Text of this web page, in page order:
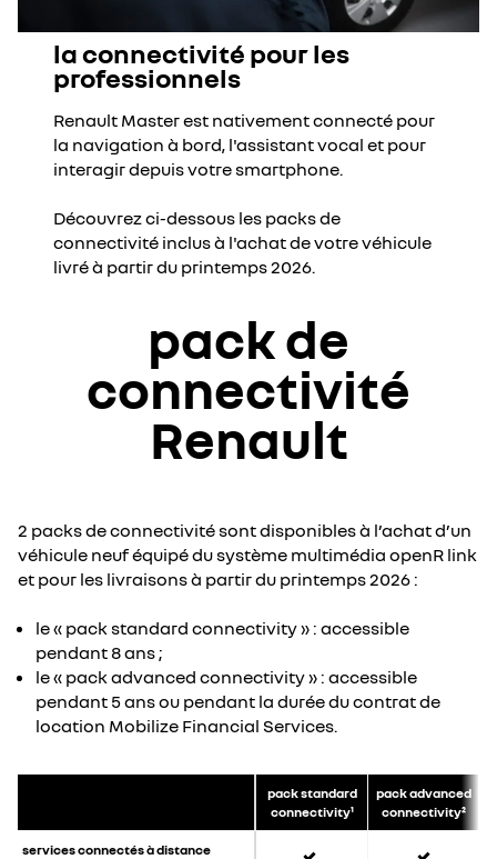
la connectivité pour les
professionnels
Renault Master est nativement connecté pour
la navigation à bord, l'assistant vocal et pour
interagir depuis votre smartphone.
Découvrez ci-dessous les packs de
connectivité inclus à l'achat de votre véhicule
livré à partir du printemps 2026.
pack de
connectivité
Renault
2 packs de connectivité sont disponibles à l’achat d’un
véhicule neuf équipé du système multimédia openR link
et pour les livraisons à partir du printemps 2026 :
le « pack standard connectivity » : accessible
pendant 8 ans ;
le « pack advanced connectivity » : accessible
pendant 5 ans ou pendant la durée du contrat de
location Mobilize Financial Services.
pack standard
connectivity¹
pack advanced
connectivity²
services connectés à distance